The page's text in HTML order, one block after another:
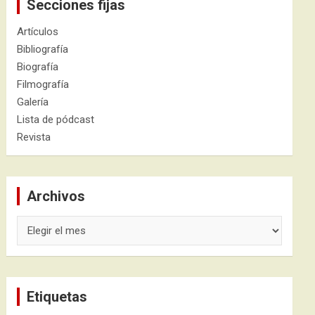
Secciones fijas
Artículos
Bibliografía
Biografía
Filmografía
Galería
Lista de pódcast
Revista
Archivos
Etiquetas